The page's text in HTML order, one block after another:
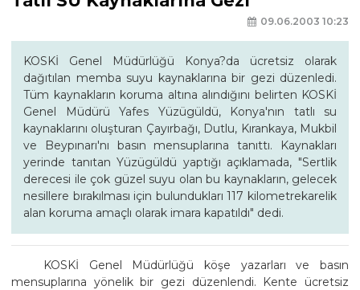
09.06.2003 10:23
KOSKİ Genel Müdürlüğü Konya?da ücretsiz olarak
dağıtılan memba suyu kaynaklarına bir gezi düzenledi.
Tüm kaynakların koruma altına alındığını belirten KOSKİ
Genel Müdürü Yafes Yüzügüldü, Konya'nın tatlı su
kaynaklarını oluşturan Çayırbağı, Dutlu, Kırankaya, Mukbil
ve Beypınarı'nı basın mensuplarına tanıttı. Kaynakları
yerinde tanıtan Yüzügüldü yaptığı açıklamada, "Sertlik
derecesi ile çok güzel suyu olan bu kaynakların, gelecek
nesillere bırakılması için bulundukları 117 kilometrekarelik
alan koruma amaçlı olarak imara kapatıldı" dedi.
KOSKİ Genel Müdürlüğü köşe yazarları ve basın
mensuplarına yönelik bir gezi düzenlendi. Kente ücretsiz